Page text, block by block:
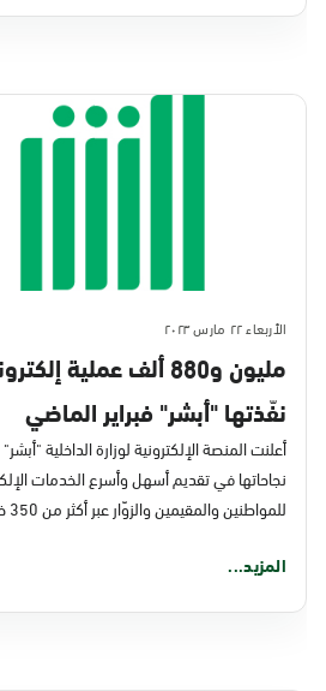
الأربعاء ٢٢ مارس ٢٠٢٣
مليون و880 ألف عملية
نفّذتها "أبشر" فبراير الماضي
أعلنت المنصة الإلكترونية لوزارة الداخلية
نجاحاتها في تقديم أسهل وأسرع الخدمات
للمواطنين والمقيمين والزوّار عبر أكثر من 350 خدمة،
المزيد...